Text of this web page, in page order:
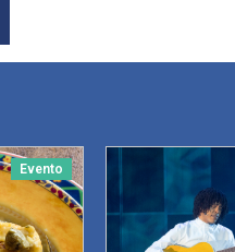
Evento